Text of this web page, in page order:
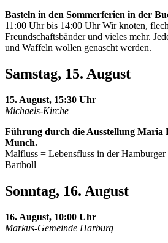
Basteln in den Sommerferien in der
11:00 Uhr bis 14:00 Uhr Wir knoten,
Freundschaftsbänder und vieles mehr.
und Waffeln wollen genascht werden.
Samstag, 15. August
15. August, 15:30 Uhr
Michaels-Kirche
Führung durch die Ausstellung Maria
Munch.
Malfluss = Lebensfluss in der
Bartholl
Sonntag, 16. August
16. August, 10:00 Uhr
Markus-Gemeinde Harburg